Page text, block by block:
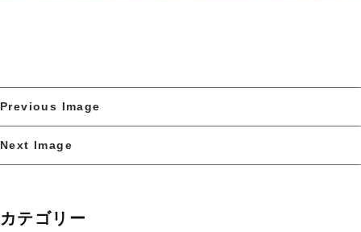
Previous Image
Next Image
カテゴリー